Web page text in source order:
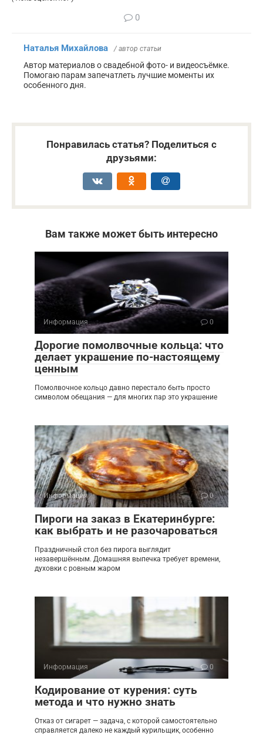
0
Наталья Михайлова / автор статьи
Автор материалов о свадебной фото- и видеосъёмке.
Помогаю парам запечатлеть лучшие моменты их
особенного дня.
Понравилась статья? Поделиться с
друзьями:
Вам также может быть интересно
Информация 0
Дорогие помолвочные кольца: что
делает украшение по-настоящему
ценным
Помолвочное кольцо давно перестало быть просто
символом обещания — для многих пар это украшение
Информация 0
Пироги на заказ в Екатеринбурге:
как выбрать и не разочароваться
Праздничный стол без пирога выглядит
незавершённым. Домашняя выпечка требует времени,
духовки с ровным жаром
Информация 0
Кодирование от курения: суть
метода и что нужно знать
Отказ от сигарет — задача, с которой самостоятельно
справляется далеко не каждый курильщик, особенно